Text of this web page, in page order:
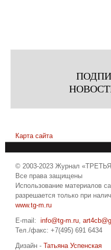
Карта сайта
© 2003-2023 Журнал
Все права защищены
Использование материалов
разрешается только при
www.tg-m.ru
E-mail: info@tg-m.ru,
Тел./факс: +7(495) 691 6434
Дизайн - Татьяна Успенская